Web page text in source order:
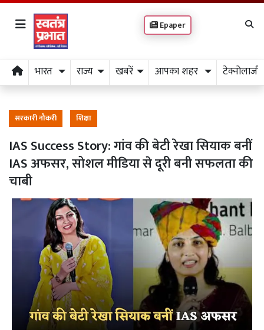
Epaper
भारत राज्य खबरें आपका शहर टेक्नोलाजी
सरकारी नौकरी शिक्षा
IAS Success Story: गांव की बेटी रेखा सियाक बनीं
IAS अफसर, सोशल मीडिया से दूरी बनी सफलता की
चाबी